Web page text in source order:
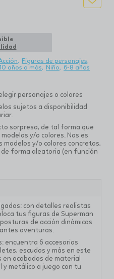
Figuras de personajes
10 años o más Niño 6-8 años
personajes o colores
sujetos a disponibilidad
sorpresa, de tal forma que
y/o colores. Nos es
y/o colores concretos,
forma aleatoria (en función
con detalles realistas
tus figuras de Superman
de acción dinámicas
aventuras.
encuentra 6 accesorios
escudos y más en este
en acabados de material
y metálico a juego con tu